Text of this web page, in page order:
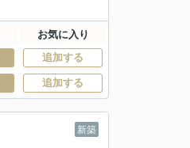
お気に入り
追加する
追加する
新築